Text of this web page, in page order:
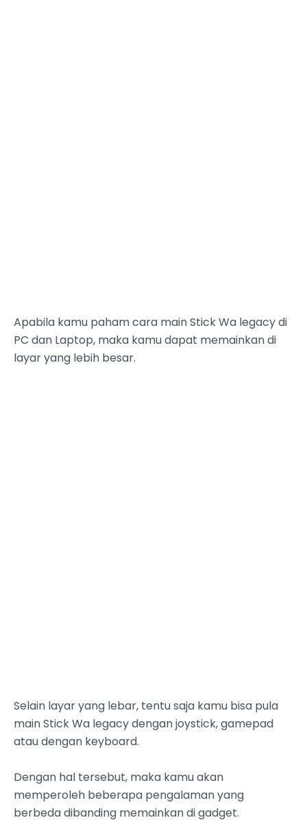
Apabila kamu paham cara main Stick Wa legacy di
PC dan Laptop, maka kamu dapat memainkan di
layar yang lebih besar.
Selain layar yang lebar, tentu saja kamu bisa pula
main Stick Wa legacy dengan joystick, gamepad
atau dengan keyboard.
Dengan hal tersebut, maka kamu akan
memperoleh beberapa pengalaman yang
berbeda dibanding memainkan di gadget.